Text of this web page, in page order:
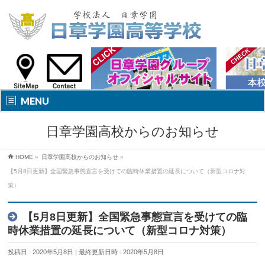
MENU
日章学園高校からのお知らせ
HOME » 日章学園高校からのお知らせ »
【5月8日更新】全国緊急事態宣言を受けての臨時休業措置の延長について（新型コロナ対
策）
【5月8日更新】全国緊急事態宣言を受けての臨
時休業措置の延長について（新型コロナ対策）
投稿日 : 2020年5月8日 最終更新日時 : 2020年5月8日